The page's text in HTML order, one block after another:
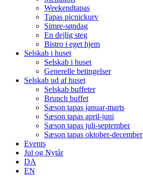
Weekendtapas
Tapas picnickurv
Simre-søndag
En dejlig steg
Bistro i eget hjem
Selskab i huset
Selskab i huset
Generelle betingelser
Selskab ud af huset
Selskab buffeter
Brunch buffet
Sæson tapas januar-marts
Sæson tapas april-juni
Sæson tapas juli-september
Sæson tapas oktober-december
Events
Jul og Nytår
DA
EN